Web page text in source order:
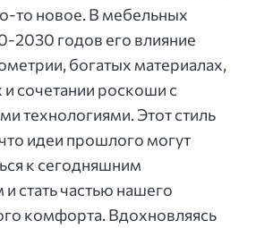
то новое. В мебельных
2030 годов его влияние
богатых материалах,
и сочетании роскоши с
технологиями. Этот стиль
идеи прошлого могут
к сегодняшним
стать частью нашего
комфорта. Вдохновляясь